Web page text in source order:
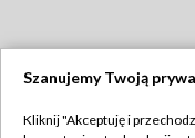
Szanujemy Twoją
Kliknij "Akceptuję i